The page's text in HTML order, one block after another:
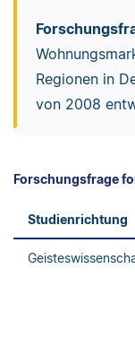
Regionen in
von 2008
Forschungsfrage
Studienrichtung